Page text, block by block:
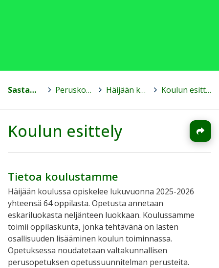
Sastamala > Peruskoulut > Häijään koulu Koulun esittely
Koulun esittely
Tietoa koulustamme
Häijään koulussa opiskelee lukuvuonna 2025-2026
yhteensä 64 oppilasta. Opetusta annetaan
eskariluokasta neljänteen luokkaan. Koulussamme
toimii oppilaskunta, jonka tehtävänä on lasten
osallisuuden lisääminen koulun toiminnassa.
Opetuksessa noudatetaan valtakunnallisen
perusopetuksen opetussuunnitelman perusteita.